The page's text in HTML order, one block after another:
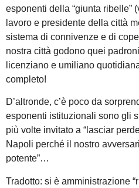
esponenti della “giunta ribelle”
lavoro e presidente della città
sistema di connivenze e di
nostra città godono quei
licenziano e umiliano
completo!
D’altronde, c’è poco da
esponenti istituzionali sono gli
più volte invitato a “lasciar
Napoli perché il nostro
potente”…
Tradotto: si è amministrazione